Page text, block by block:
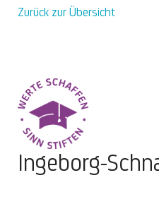
Zurück zur Übersicht
Ingeborg-